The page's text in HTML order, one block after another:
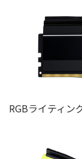
RGBライティン